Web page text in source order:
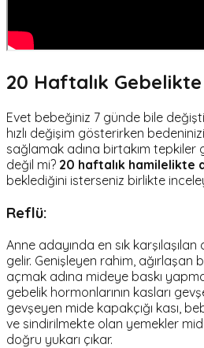
20 Haftalık
Evet bebeğiniz 7 günde bile
hızlı değişim gösterirken
sağlamak adına birtakım
değil mi? 20 haftalık hamilelikte
beklediğini isterseniz birlikte
Reflü:
Anne adayında en sık
gelir. Genişleyen rahim, ağırlaşan
açmak adına mideye baskı
gebelik hormonlarının kasları
gevşeyen mide kapakçığı kası,
ve sindirilmekte olan yemekler
doğru yukarı çıkar.